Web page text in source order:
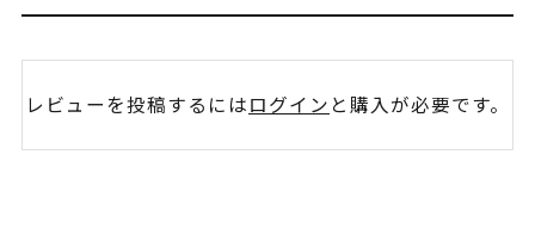
レビューを投稿するにはログイン と購入が必要です。